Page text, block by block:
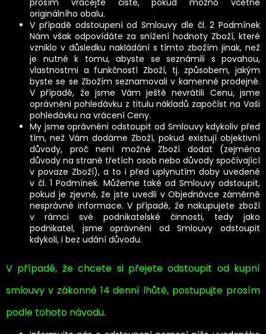
prosím vracejte čisté, pokud možno včetně
originálního obalu.
V případě odstoupení od Smlouvy dle čl. 2 Podmínek
Nám však odpovídáte za snížení hodnoty Zboží, které
vzniklo v důsledku nakládání s tímto zbožím jinak, než
je nutné k tomu, abyste se seznámili s povahou,
vlastnostmi a funkčností Zboží, tj. způsobem, jakým
byste se se Zbožím seznamovali v kamenné prodejně.
V případě, že jsme Vám ještě nevrátili Cenu, jsme
oprávněni pohledávku z titulu nákladů započíst na Vaši
pohledávku na vrácení Ceny.
My jsme oprávněni odstoupit od Smlouvy kdykoliv před
tím, než Vám dodáme Zboží, pokud existují objektivní
důvody, proč není možné Zboží dodat (zejména
důvody na straně třetích osob nebo důvody spočívající
v povaze Zboží), a to i před uplynutím doby uvedené
v čl. 1 Podmínek. Můžeme také od Smlouvy odstoupit,
pokud je zjevné, že jste uvedli v Objednávce záměrně
nesprávné informace. V případě, že nakupujete zboží
v rámci své podnikatelské činnosti, tedy jako
podnikatel, jsme oprávněni od Smlouvy odstoupit
kdykoli, i bez udání důvodu.
V případě, že chcete si přejete odstoupit od kupní
smlouvy v zákonné 14 denní lhůtě, postupujte prosím
podle tohoto návodu.